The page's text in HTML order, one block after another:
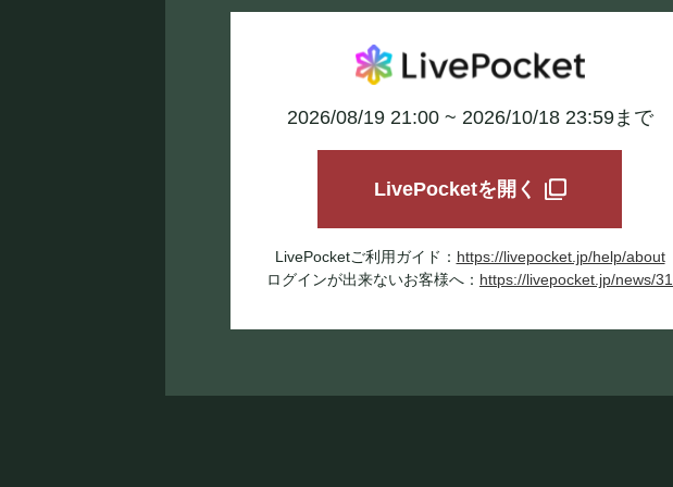
2026/08/19 21:00 ~ 2026/10/18 23:59まで
LivePocketを開く
LivePocketご利用ガイド： https://livepocket.jp/help/about
ログインが出来ないお客様へ： https://livepocket.jp/news/31